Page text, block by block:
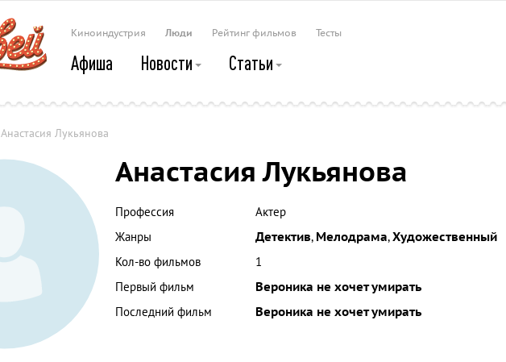
Киноиндустрия Люди Рейтинг фильмов Тесты
Афиша Новости Статьи
Анастасия Лукьянова
Анастасия Лукьянова
Профессия
Актер
Жанры
Детектив, Мелодрама,Художественный
Кол-во фильмов
1
Первый фильм
Вероника не хочет умирать
Последний фильм
Вероника не хочет умирать